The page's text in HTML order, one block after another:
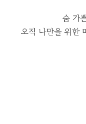
숨 가
오직 나만을 위한